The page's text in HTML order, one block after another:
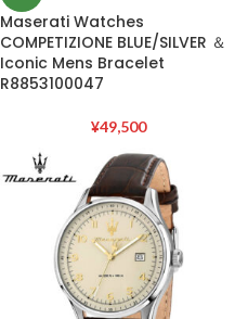
Maserati Watches
COMPETIZIONE BLUE/SILVER ＆
Iconic Mens Bracelet
R8853100047
¥49,500